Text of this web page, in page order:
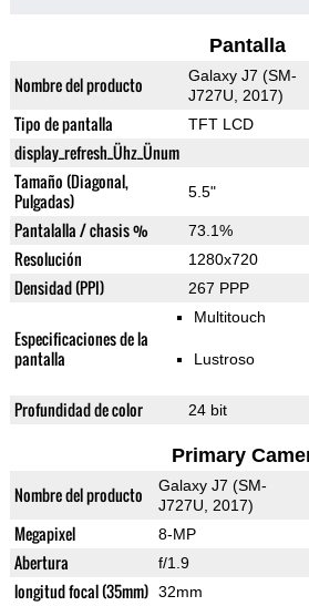
Pantalla
Nombre del producto
Galaxy J7 (SM-
J727U, 2017)
Tipo de pantalla TFT LCD
display_refresh_Ühz_Ünum
Tamaño (Diagonal,
Pulgadas)
5.5"
Pantalalla / chasis % 73.1%
Resolución 1280x720
Densidad (PPI) 267 PPP
Especificaciones de la
pantalla
Multitouch
Lustroso
Profundidad de color 24 bit
Primary
Nombre del producto
Galaxy J7 (SM-
J727U, 2017)
Megapixel 8-MP
Abertura f/1.9
longitud focal (35mm) 32mm